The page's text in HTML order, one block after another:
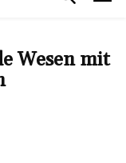
Wesen mit